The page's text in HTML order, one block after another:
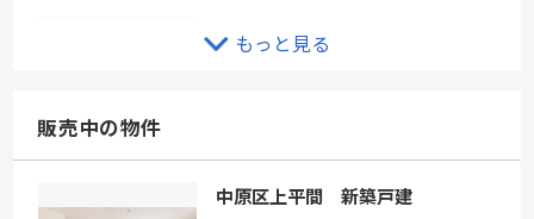
-
もっと見る
販売中の物件
中原区上平間 新築戸建